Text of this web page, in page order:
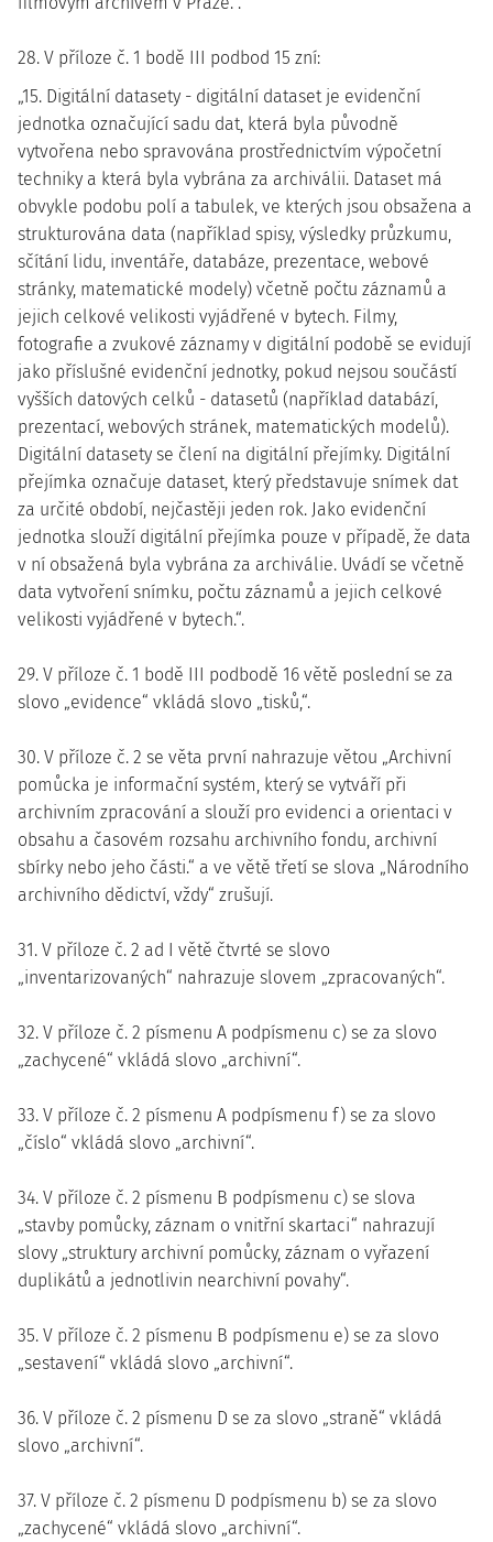
28. V příloze č. 1 bodě III podbod 15 zní:
„15. Digitální datasety - digitální dataset je evidenční
jednotka označující sadu dat, která byla původně
vytvořena nebo spravována prostřednictvím výpočetní
techniky a která byla vybrána za archiválii. Dataset má
obvykle podobu polí a tabulek, ve kterých jsou obsažena a
strukturována data (například spisy, výsledky průzkumu,
sčítání lidu, inventáře, databáze, prezentace, webové
stránky, matematické modely) včetně počtu záznamů a
jejich celkové velikosti vyjádřené v bytech. Filmy,
fotografie a zvukové záznamy v digitální podobě se evidují
jako příslušné evidenční jednotky, pokud nejsou součástí
vyšších datových celků - datasetů (například databází,
prezentací, webových stránek, matematických modelů).
Digitální datasety se člení na digitální přejímky. Digitální
přejímka označuje dataset, který představuje snímek dat
za určité období, nejčastěji jeden rok. Jako evidenční
jednotka slouží digitální přejímka pouze v případě, že data
v ní obsažená byla vybrána za archiválie. Uvádí se včetně
data vytvoření snímku, počtu záznamů a jejich celkové
velikosti vyjádřené v bytech.“.
29. V příloze č. 1 bodě III podbodě 16 větě poslední se za
slovo „evidence“ vkládá slovo „tisků,“.
30. V příloze č. 2 se věta první nahrazuje větou „Archivní
pomůcka je informační systém, který se vytváří při
archivním zpracování a slouží pro evidenci a orientaci v
obsahu a časovém rozsahu archivního fondu, archivní
sbírky nebo jeho části.“ a ve větě třetí se slova „Národního
archivního dědictví, vždy“ zrušují.
31. V příloze č. 2 ad I větě čtvrté se slovo
„inventarizovaných“ nahrazuje slovem „zpracovaných“.
32. V příloze č. 2 písmenu A podpísmenu c) se za slovo
„zachycené“ vkládá slovo „archivní“.
33. V příloze č. 2 písmenu A podpísmenu f) se za slovo
„číslo“ vkládá slovo „archivní“.
34. V příloze č. 2 písmenu B podpísmenu c) se slova
„stavby pomůcky, záznam o vnitřní skartaci“ nahrazují
slovy „struktury archivní pomůcky, záznam o vyřazení
duplikátů a jednotlivin nearchivní povahy“.
35. V příloze č. 2 písmenu B podpísmenu e) se za slovo
„sestavení“ vkládá slovo „archivní“.
36. V příloze č. 2 písmenu D se za slovo „straně“ vkládá
slovo „archivní“.
37. V příloze č. 2 písmenu D podpísmenu b) se za slovo
„zachycené“ vkládá slovo „archivní“.